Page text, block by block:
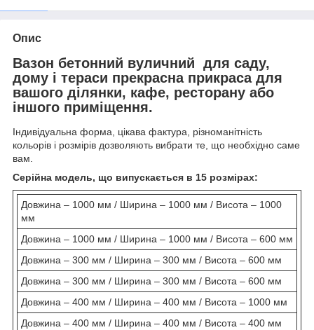
Опис
Вазон бетонний вуличний для саду,
дому і тераси прекрасна прикраса для
вашого ділянки, кафе, ресторану або
іншого приміщення.
Індивідуальна форма, цікава фактура, різноманітність
кольорів і розмірів дозволяють вибрати те, що необхідно саме
вам.
Серійна модель, що випускається в 15 розмірах:
Довжина – 1000 мм / Ширина – 1000 мм / Висота – 1000
мм
Довжина – 1000 мм / Ширина – 1000 мм / Висота – 600 мм
Довжина – 300 мм / Ширина – 300 мм / Висота – 600 мм
Довжина – 300 мм / Ширина – 300 мм / Висота – 600 мм
Довжина – 400 мм / Ширина – 400 мм / Висота – 1000 мм
Довжина – 400 мм / Ширина – 400 мм / Висота – 400 мм